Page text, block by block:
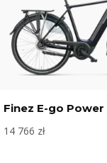
Finez E-go Power
14 766 zł